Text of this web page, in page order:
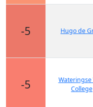
-5 Hugo de
-5
Wateringse
College